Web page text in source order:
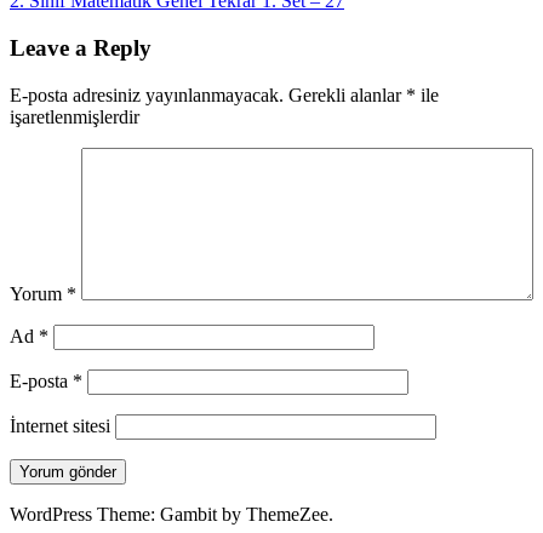
gezinmesi
Leave a Reply
E-posta adresiniz yayınlanmayacak. Gerekli alanlar * ile
işaretlenmişlerdir
Yorum *
Ad *
E-posta *
İnternet sitesi
WordPress Theme: Gambit by ThemeZee.